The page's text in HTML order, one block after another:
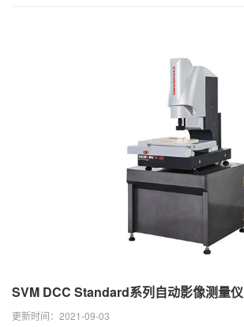
SVM DCC Standard系列自动影像测量仪
更新时间：2021-09-03